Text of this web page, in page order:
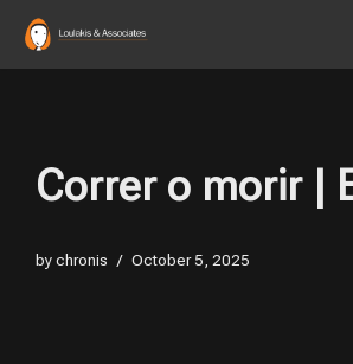
Skip
Correr o morir |
bychronis October 5, 2025